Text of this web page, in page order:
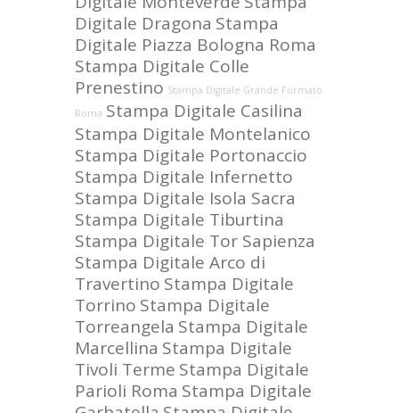
Digitale Dragona Stampa
Digitale Piazza Bologna Roma
Stampa Digitale Colle
Prenestino Stampa Digitale Grande Formato
Roma Stampa Digitale Casilina
Stampa Digitale Montelanico
Stampa Digitale Portonaccio
Stampa Digitale Infernetto
Stampa Digitale Isola Sacra
Stampa Digitale Tiburtina
Stampa Digitale Tor Sapienza
Stampa Digitale Arco di
Travertino Stampa Digitale
Torrino Stampa Digitale
Torreangela Stampa Digitale
Marcellina Stampa Digitale
Tivoli Terme Stampa Digitale
Parioli Roma Stampa Digitale